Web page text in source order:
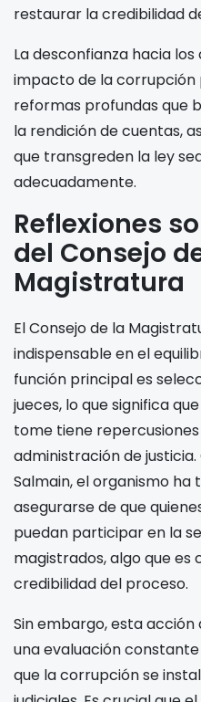
restaurar la credibilidad
La desconfianza hacia
impacto de la corrupción
reformas profundas que
la rendición de cuentas,
que transgreden la ley
adecuadamente.
Reflexiones
del Consejo
Magistratura
El Consejo de la
indispensable en el
función principal es
jueces, lo que significa
tome tiene
administración de
Salmain, el organismo
asegurarse de que
puedan participar en la
magistrados, algo que
credibilidad del proceso.
Sin embargo, esta
una evaluación
que la corrupción se